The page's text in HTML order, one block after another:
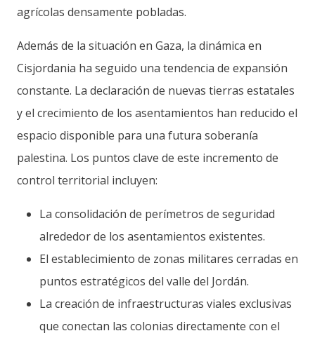
agrícolas densamente pobladas.
Además de la situación en Gaza, la dinámica en
Cisjordania ha seguido una tendencia de expansión
constante. La declaración de nuevas tierras estatales
y el crecimiento de los asentamientos han reducido el
espacio disponible para una futura soberanía
palestina. Los puntos clave de este incremento de
control territorial incluyen:
La consolidación de perímetros de seguridad
alrededor de los asentamientos existentes.
El establecimiento de zonas militares cerradas en
puntos estratégicos del valle del Jordán.
La creación de infraestructuras viales exclusivas
que conectan las colonias directamente con el